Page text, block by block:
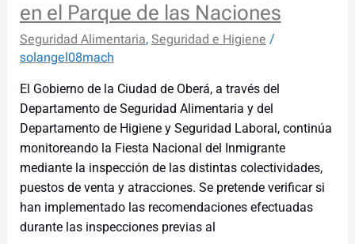
en el Parque de las Naciones
Seguridad Alimentaria, Seguridad e Higiene /
solangel08mach
El Gobierno de la Ciudad de Oberá, a través del
Departamento de Seguridad Alimentaria y del
Departamento de Higiene y Seguridad Laboral, continúa
monitoreando la Fiesta Nacional del Inmigrante
mediante la inspección de las distintas colectividades,
puestos de venta y atracciones. Se pretende verificar si
han implementado las recomendaciones efectuadas
durante las inspecciones previas al